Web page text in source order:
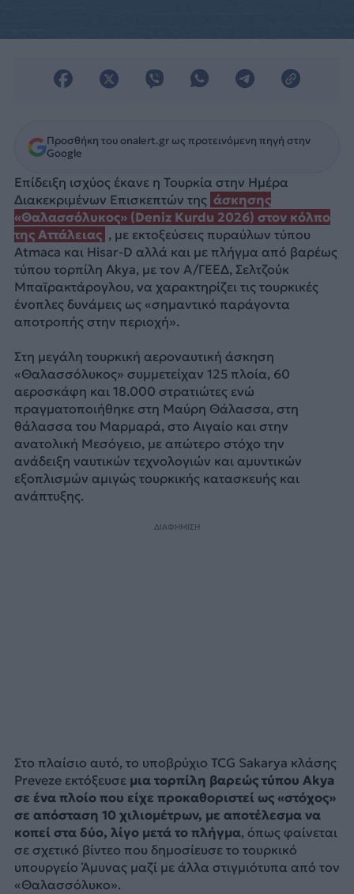
Προσθήκη του onalert.gr ως προτεινόμενη πηγή στην
Google
Επίδειξη ισχύος έκανε η Τουρκία στην Ημέρα
Διακεκριμένων Επισκεπτών της άσκησης
«Θαλασσόλυκος» (Deniz Kurdu 2026) στον κόλπο
της Αττάλειας , με εκτοξεύσεις πυραύλων τύπου
Atmaca και Hisar-D αλλά και με πλήγμα από βαρέως
τύπου τορπίλη Akya, με τον Α/ΓΕΕΔ, Σελτζούκ
Μπαϊρακτάρογλου, να χαρακτηρίζει τις τουρκικές
ένοπλες δυνάμεις ως «σημαντικό παράγοντα
αποτροπής στην περιοχή».
Στη μεγάλη τουρκική αεροναυτική άσκηση
«Θαλασσόλυκος» συμμετείχαν 125 πλοία, 60
αεροσκάφη και 18.000 στρατιώτες ενώ
πραγματοποιήθηκε στη Μαύρη Θάλασσα, στη
θάλασσα του Μαρμαρά, στο Αιγαίο και στην
ανατολική Μεσόγειο, με απώτερο στόχο την
ανάδειξη ναυτικών τεχνολογιών και αμυντικών
εξοπλισμών αμιγώς τουρκικής κατασκευής και
ανάπτυξης.
ΔΙΑΦΗΜΙΣΗ
Στο πλαίσιο αυτό, το υποβρύχιο TCG Sakarya κλάσης
Preveze εκτόξευσε μια τορπίλη βαρεώς τύπου Akya
σε ένα πλοίο που είχε προκαθοριστεί ως «στόχος»
σε απόσταση 10 χιλιομέτρων, με αποτέλεσμα να
κοπεί στα δύο, λίγο μετά το πλήγμα, όπως φαίνεται
σε σχετικό βίντεο που δημοσίευσε το τουρκικό
υπουργείο Άμυνας μαζί με άλλα στιγμιότυπα από τον
«Θαλασσόλυκο».